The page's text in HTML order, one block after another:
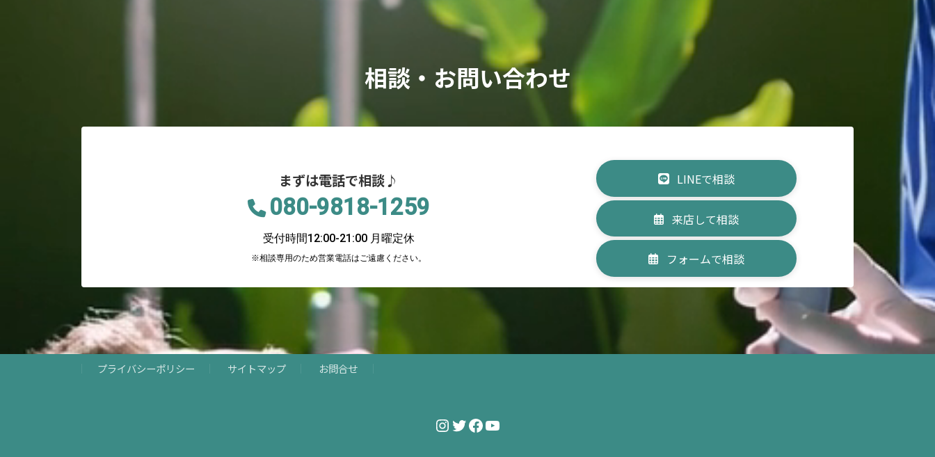
相談・お問い合わせ
まずは電話で相談♪
080-9818-1259
受付時間12:00-21:00 月曜定休
※相談専用のため営業電話はご遠慮ください。
LINEで相談
来店して相談
フォームで相談
プライバシーポリシー サイトマップ お問合せ
Instagram
Twitter
Facebook
YouTube